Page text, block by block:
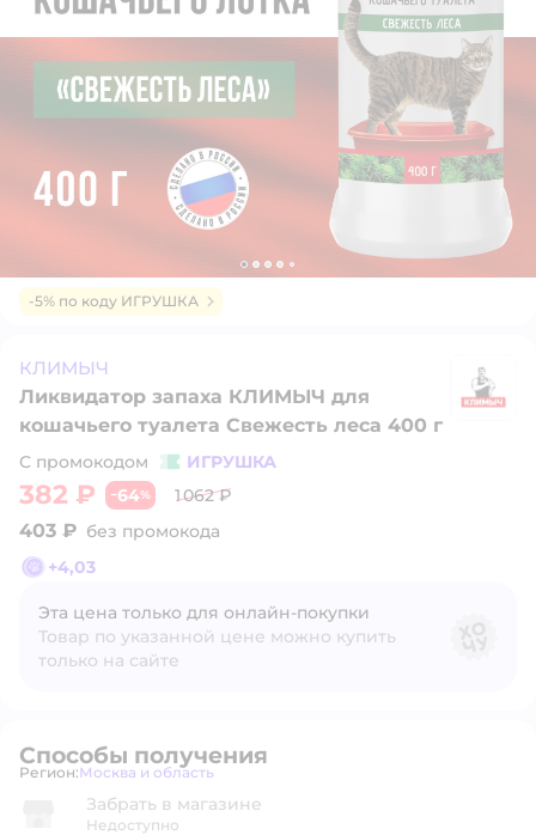
-5% по коду ИГРУШКА
КЛИМЫЧ
Ликвидатор запаха КЛИМЫЧ для
кошачьего туалета Свежесть леса 400 г
С промокодом ИГРУШКА
382 ₽ −64% 1 062 ₽
403 ₽ без промокода
+4,03
Эта цена только для онлайн‑покупки
Товар по указанной цене можно купить
только на сайте
Способы получения
Регион: Выбор адреса доставки.
Москва и область
Забрать в магазине
Недоступно